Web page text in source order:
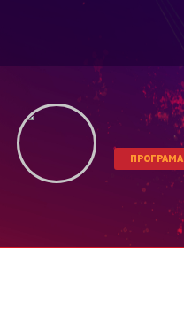
ПРОГРАМА